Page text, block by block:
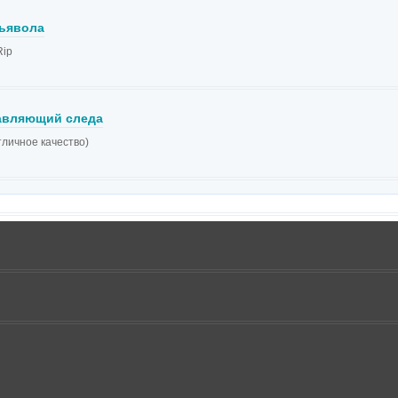
следа
качество)